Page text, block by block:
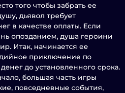
того чтобы забрать ее
дьявол требует
в качестве оплаты. Если
опозданием, душа героини
Итак, начинается ее
приключение по
до установленного срока.
большая часть игры
повседневные события,